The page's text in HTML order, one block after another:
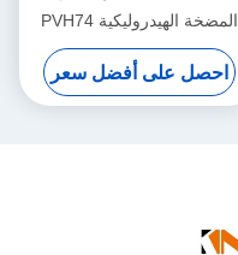
المضخة الهيدروليكية PVH74
PVH98 PVH106 PVH131
PVH141
احصل على أفضل سعر